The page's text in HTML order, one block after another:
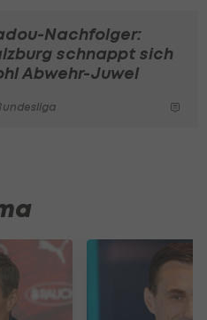
Nachfolger:
schnappt sich
Abwehr-Juwel